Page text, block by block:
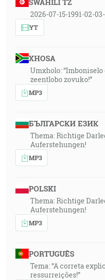
SWAHILI TZ
2026-07-15-1991-02-
YT
XHOSA
Umxholo:
zeentlobo zovuko!”
MP3
БЪЛГАРСКИ ЕЗИК
Thema: Richtige
Auferstehungen!
MP3
POLSKI
Thema: Richtige
Auferstehungen!
MP3
PORTUGUÊS
Tema: “A correta
ressurreições!”